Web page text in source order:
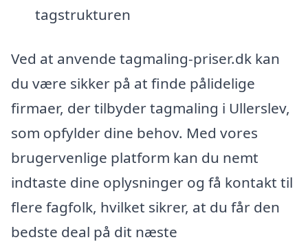
tagstrukturen
Ved at anvende tagmaling-priser.dk kan
du være sikker på at finde pålidelige
firmaer, der tilbyder tagmaling i Ullerslev,
som opfylder dine behov. Med vores
brugervenlige platform kan du nemt
indtaste dine oplysninger og få kontakt til
flere fagfolk, hvilket sikrer, at du får den
bedste deal på dit næste